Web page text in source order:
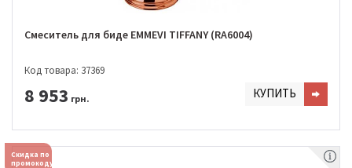
Смеситель для биде EMMEVI TIFFANY (RA6004)
Код товара: 37369
8 953 грн. КУПИТЬ
Скидка по
промокоду